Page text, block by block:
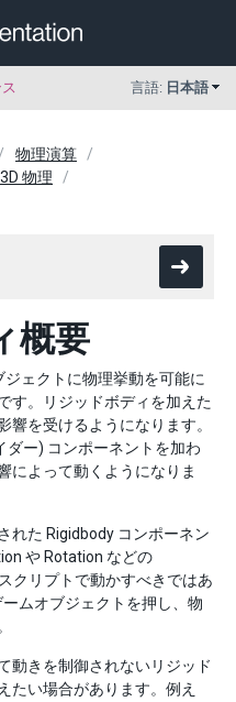
言語: 日本語
物理演算
物理
概要
ェクトに物理挙動を可能に
す。リジッドボディを加えた
を受けるようになります。
ダー) コンポーネントを加わ
によって動くようになりま
れた Rigidbody コンポーネン
や Rotation などの
クリプトで動かすべきではあ
ムオブジェクトを押し、物
動きを制御されないリジッド
たい場合があります。例え